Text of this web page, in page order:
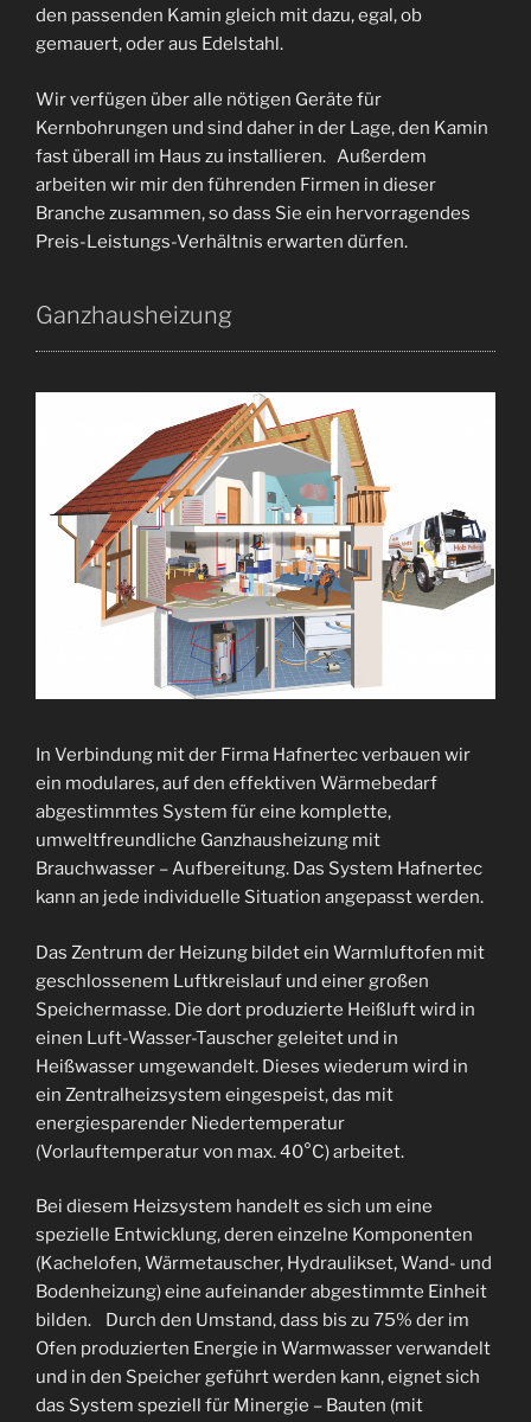
den passenden Kamin gleich mit dazu, egal, ob
gemauert, oder aus Edelstahl.
Wir verfügen über alle nötigen Geräte für
Kernbohrungen und sind daher in der Lage, den Kamin
fast überall im Haus zu installieren. Außerdem
arbeiten wir mir den führenden Firmen in dieser
Branche zusammen, so dass Sie ein hervorragendes
Preis-Leistungs-Verhältnis erwarten dürfen.
Ganzhausheizung
In Verbindung mit der Firma Hafnertec verbauen wir
ein modulares, auf den effektiven Wärmebedarf
abgestimmtes System für eine komplette,
umweltfreundliche Ganzhausheizung mit
Brauchwasser – Aufbereitung. Das System Hafnertec
kann an jede individuelle Situation angepasst werden.
Das Zentrum der Heizung bildet ein Warmluftofen mit
geschlossenem Luftkreislauf und einer großen
Speichermasse. Die dort produzierte Heißluft wird in
einen Luft-Wasser-Tauscher geleitet und in
Heißwasser umgewandelt. Dieses wiederum wird in
ein Zentralheizsystem eingespeist, das mit
energiesparender Niedertemperatur
(Vorlauftemperatur von max. 40°C) arbeitet.
Bei diesem Heizsystem handelt es sich um eine
spezielle Entwicklung, deren einzelne Komponenten
(Kachelofen, Wärmetauscher, Hydraulikset, Wand- und
Bodenheizung) eine aufeinander abgestimmte Einheit
bilden. Durch den Umstand, dass bis zu 75% der im
Ofen produzierten Energie in Warmwasser verwandelt
und in den Speicher geführt werden kann, eignet sich
das System speziell für Minergie – Bauten (mit